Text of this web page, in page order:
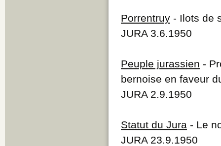
Porrentruy - Ilots de
JURA 3.6.1950
Peuple jurassien -
bernoise en faveur
JURA 2.9.1950
Statut du Jura - Le
JURA 23.9.1950